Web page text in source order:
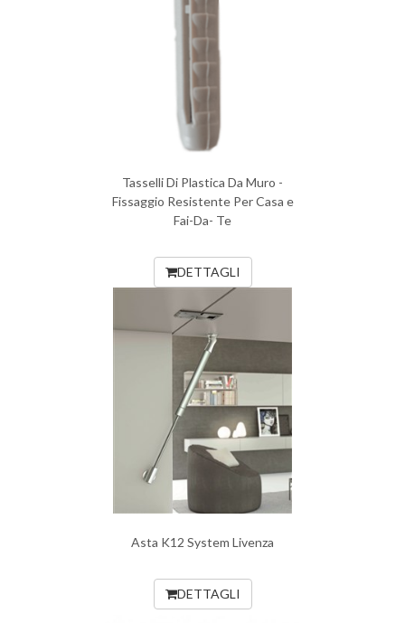
Tasselli Di Plastica Da Muro -
Fissaggio Resistente Per Casa e
Fai-Da- Te
DETTAGLI
Asta K12 System Livenza
DETTAGLI